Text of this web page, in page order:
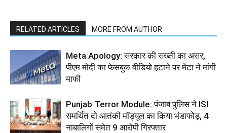
RELATED ARTICLES MORE FROM AUTHOR
Meta Apology: सरकार की सख्ती का असर,
पीएम मोदी का फेसबुक वीडियो हटाने पर मेटा ने मांगी
माफी
Punjab Terror Module: पंजाब पुलिस ने ISI
समर्थित दो आतंकी मॉड्यूल का किया भंडाफोड़, 4
नाबालिगों समेत 9 आरोपी गिरफ्तार